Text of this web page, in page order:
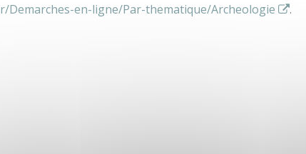
Demarches-en-ligne/Par-thematique/Archeologie .